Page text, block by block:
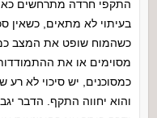
התקפי חרדה מתרחשים
בעיתוי לא מתאים, כשאין
כשהמוח שופט את המצב
מסוימים או את
כמסוכנים, יש סיכוי לא
והוא יחווה התקף. הדבר